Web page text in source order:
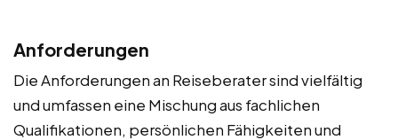
Anforderungen
Die Anforderungen an Reiseberater sind vielfältig
und umfassen eine Mischung aus fachlichen
Qualifikationen, persönlichen Fähigkeiten und